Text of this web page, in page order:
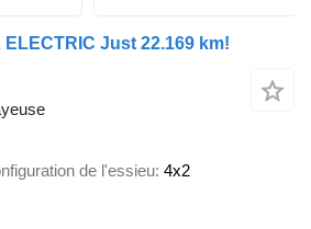
Just 22.169 km!
de l'essieu 4x2